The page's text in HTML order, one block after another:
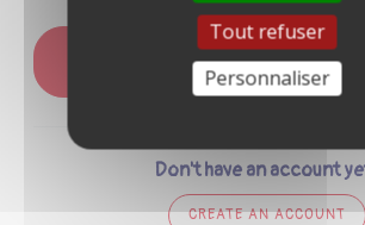
LOG IN
Don't have an account
CREATE AN ACCOUNT
Tout refuser
Personnaliser